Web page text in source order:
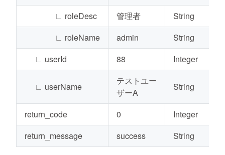
∟ roleDesc 管理者
String
∟ roleName admin
String
∟ userId 88 Integer
∟ userName
テストユー
ザーA
String
return_code 0
Integer
return_message
success String